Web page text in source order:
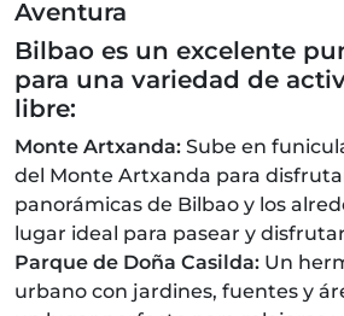
Aventura
Bilbao es un excelente
para una variedad de
libre:
Monte Artxanda: Sube en
del Monte Artxanda para
panorámicas de Bilbao y los
lugar ideal para pasear y
Parque de Doña Casilda: Un
urbano con jardines, fuentes y